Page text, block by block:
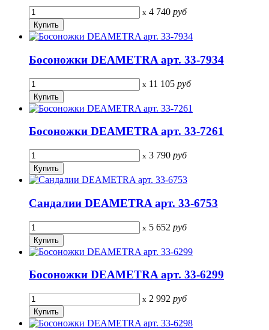
x 4 740 руб
Босоножки DEAMETRA арт. 33-7934
x 11 105 руб
Босоножки DEAMETRA арт. 33-7261
x 3 790 руб
Сандалии DEAMETRA арт. 33-6753
x 5 652 руб
Босоножки DEAMETRA арт. 33-6299
x 2 992 руб